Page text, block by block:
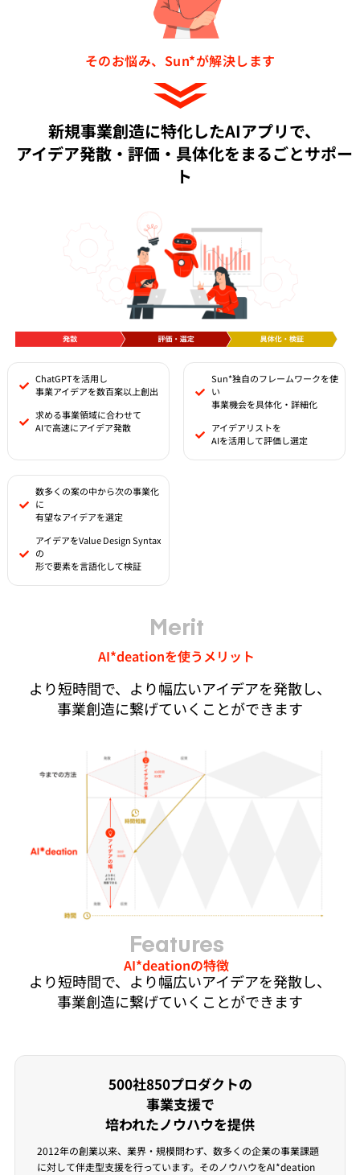
そのお悩み、Sun*が解決します
新規事業創造に特化したAIアプリで、
アイデア発散・評価・具体化をまるごとサポー
ト
ChatGPTを活用し
事業アイデアを数百案以上創出
求める事業領域に合わせて
AIで高速にアイデア発散
Sun*独自のフレームワークを使
い
事業機会を具体化・詳細化
アイデアリストを
AIを活用して評価し選定
数多くの案の中から次の事業化
に
有望なアイデアを選定
アイデアをValue Design Syntax
の
形で要素を言語化して検証
Merit
AI*deationを使うメリット
より短時間で、より幅広いアイデアを発散し、
事業創造に繋げていくことができます
Features
AI*deationの特徴
より短時間で、より幅広いアイデアを発散し、
事業創造に繋げていくことができます
500社850プロダクトの
事業支援で
培われたノウハウを提供
2012年の創業以来、業界・規模問わず、数多くの企業の事業課題
に対して伴走型支援を行っています。そのノウハウをAI*deation